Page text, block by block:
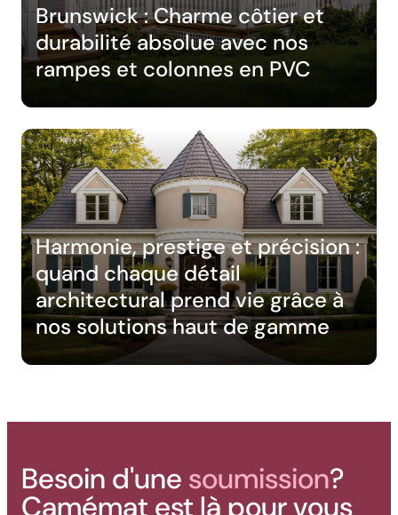
Brunswick : Charme côtier et
durabilité absolue avec nos
rampes et colonnes en PVC
Harmonie, prestige et précision :
quand chaque détail
architectural prend vie grâce à
nos solutions haut de gamme
Besoin d'une soumission?
Camémat est là pour vous